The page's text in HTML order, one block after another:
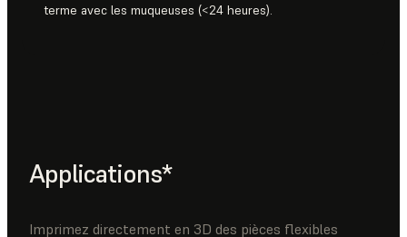
terme avec les muqueuses (<24 heures).
Applications*
Imprimez directement en 3D des pièces flexibles